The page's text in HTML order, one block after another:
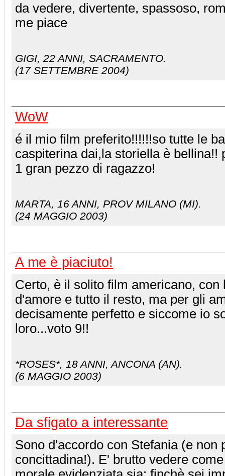
da vedere, divertente, spassoso,
me piace
GIGI, 22 ANNI, SACRAMENTO.
(17 SETTEMBRE 2004)
WoW
é il mio film preferito!!!!!!so tutte le
caspiterina dai,la storiella è bellina!!
1 gran pezzo di ragazzo!
MARTA, 16 ANNI, PROV MILANO (MI).
(24 MAGGIO 2003)
A me è piaciuto!
Certo, è il solito film americano, con
d'amore e tutto il resto, ma per gli
decisamente perfetto e siccome io
loro...voto 9!!
*ROSES*, 18 ANNI, ANCONA (AN).
(6 MAGGIO 2003)
Da sfigato a interessante
Sono d'accordo con Stefania (e non
concittadina!). E' brutto vedere